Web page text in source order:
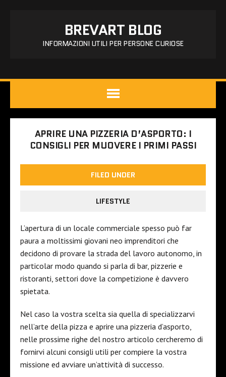
BREVART BLOG
INFORMAZIONI UTILI PER PERSONE CURIOSE
APRIRE UNA PIZZERIA D’ASPORTO: I
CONSIGLI PER MUOVERE I PRIMI PASSI
FILED UNDER
LIFESTYLE
L’apertura di un locale commerciale spesso può far
paura a moltissimi giovani neo imprenditori che
decidono di provare la strada del lavoro autonomo, in
particolar modo quando si parla di bar, pizzerie e
ristoranti, settori dove la competizione è davvero
spietata.
Nel caso la vostra scelta sia quella di specializzarvi
nell’arte della pizza e aprire una pizzeria d’asporto,
nelle prossime righe del nostro articolo cercheremo di
fornirvi alcuni consigli utili per compiere la vostra
missione ed avviare un’attività di successo.